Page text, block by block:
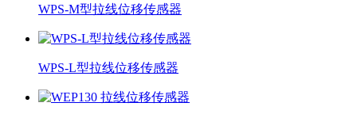
WPS-M型拉线位移传感器
WPS-L型拉线位移传感器